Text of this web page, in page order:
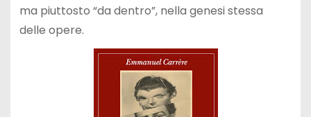
ma piuttosto “da dentro”, nella genesi stessa
delle opere.